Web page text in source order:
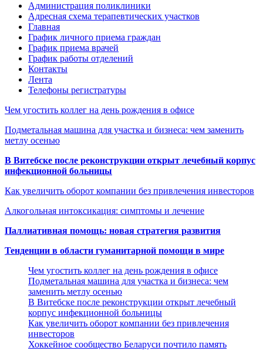
Администрация поликлиники
Адресная схема терапевтических участков
Главная
График личного приема граждан
График приема врачей
График работы отделений
Контакты
Лента
Телефоны регистратуры
Чем угостить коллег на день рождения в офисе
Подметальная машина для участка и бизнеса: чем заменить
метлу осенью
В Витебске после реконструкции открыт лечебный корпус
инфекционной больницы
Как увеличить оборот компании без привлечения инвесторов
Алкогольная интоксикация: симптомы и лечение
Паллиативная помощь: новая стратегия развития
Тенденции в области гуманитарной помощи в мире
Чем угостить коллег на день рождения в офисе
Подметальная машина для участка и бизнеса: чем
заменить метлу осенью
В Витебске после реконструкции открыт лечебный
корпус инфекционной больницы
Как увеличить оборот компании без привлечения
инвесторов
Хоккейное сообщество Беларуси почтило память